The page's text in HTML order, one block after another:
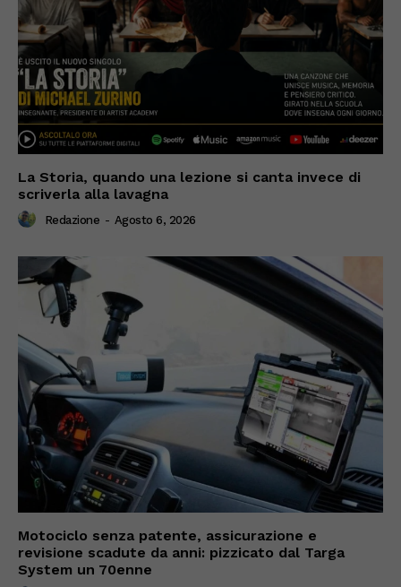
La Storia, quando una lezione si canta invece di
scriverla alla lavagna
Redazione - Agosto 6, 2026
Motociclo senza patente, assicurazione e
revisione scadute da anni: pizzicato dal Targa
System un 70enne